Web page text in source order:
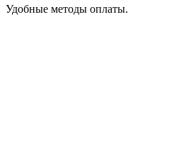
Удобные методы оплаты.